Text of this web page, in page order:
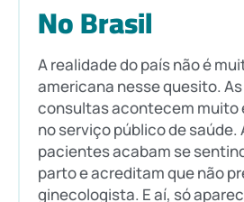
No Brasil
A realidade do país não é
americana nesse quesito.
consultas acontecem muito
no serviço público de saúde.
pacientes acabam se
parto e acreditam que não
ginecologista. E aí, só